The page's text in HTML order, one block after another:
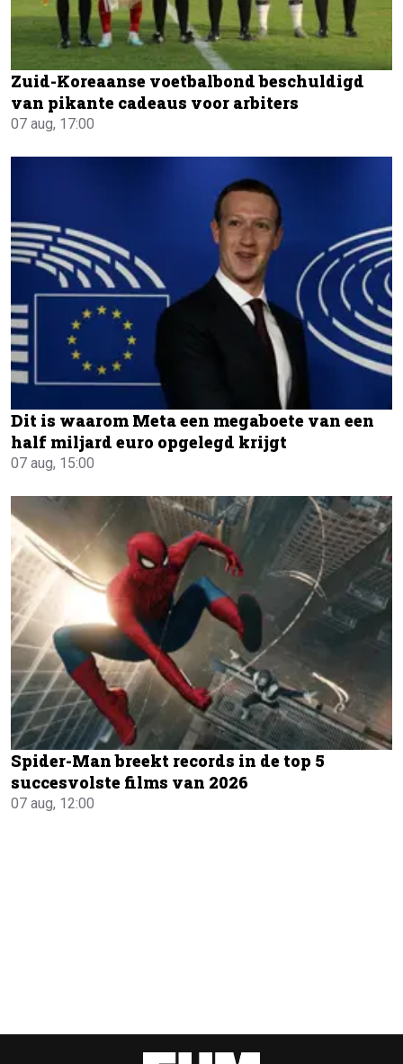
Zuid-Koreaanse voetbalbond beschuldigd
van pikante cadeaus voor arbiters
07 aug, 17:00
Dit is waarom Meta een megaboete van een
half miljard euro opgelegd krijgt
07 aug, 15:00
Spider-Man breekt records in de top 5
succesvolste films van 2026
07 aug, 12:00